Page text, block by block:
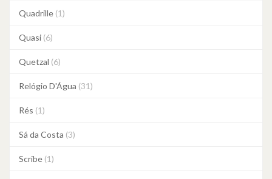
Quadrille (1)
Quasi (6)
Quetzal (6)
Relógio D'Água (31)
Rés (1)
Sá da Costa (3)
Scribe (1)